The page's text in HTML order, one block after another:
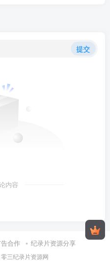
提交
内容
合作 纪录片资源分享
零三纪录片资源网